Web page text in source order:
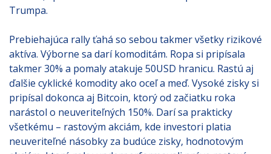
Trumpa.
Prebiehajúca rally ťahá so sebou takmer všetky rizikové
aktíva. Výborne sa darí komoditám. Ropa si pripísala
takmer 30% a pomaly atakuje 50USD hranicu. Rastú aj
ďalšie cyklické komodity ako oceľ a meď. Vysoké zisky si
pripísal dokonca aj Bitcoin, ktorý od začiatku roka
narástol o neuveriteľných 150%. Darí sa prakticky
všetkému – rastovým akciám, kde investori platia
neuveriteľné násobky za budúce zisky, hodnotovým